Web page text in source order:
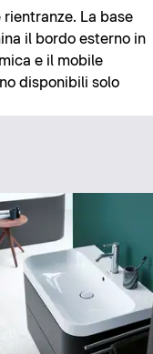
La base
il bordo esterno in
e il mobile
disponibili solo